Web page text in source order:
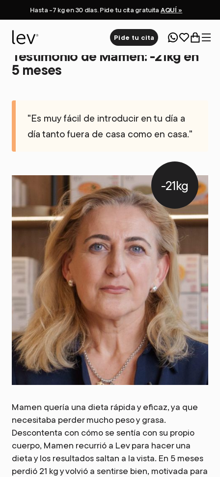
Hasta -7 kg en 30 días. Pide tu cita gratuita AQUÍ »
Pide tu cita
Testimonio de Mamen: -21kg en
5 meses
"Es muy fácil de introducir en tu día a
día tanto fuera de casa como en casa."
-21kg
Mamen quería una dieta rápida y eficaz, ya que
necesitaba perder mucho peso y grasa.
Descontenta con cómo se sentía con su propio
cuerpo, Mamen recurrió a Lev para hacer una
dieta y los resultados saltan a la vista. En 5 meses
perdió 21 kg y volvió a sentirse bien, motivada para